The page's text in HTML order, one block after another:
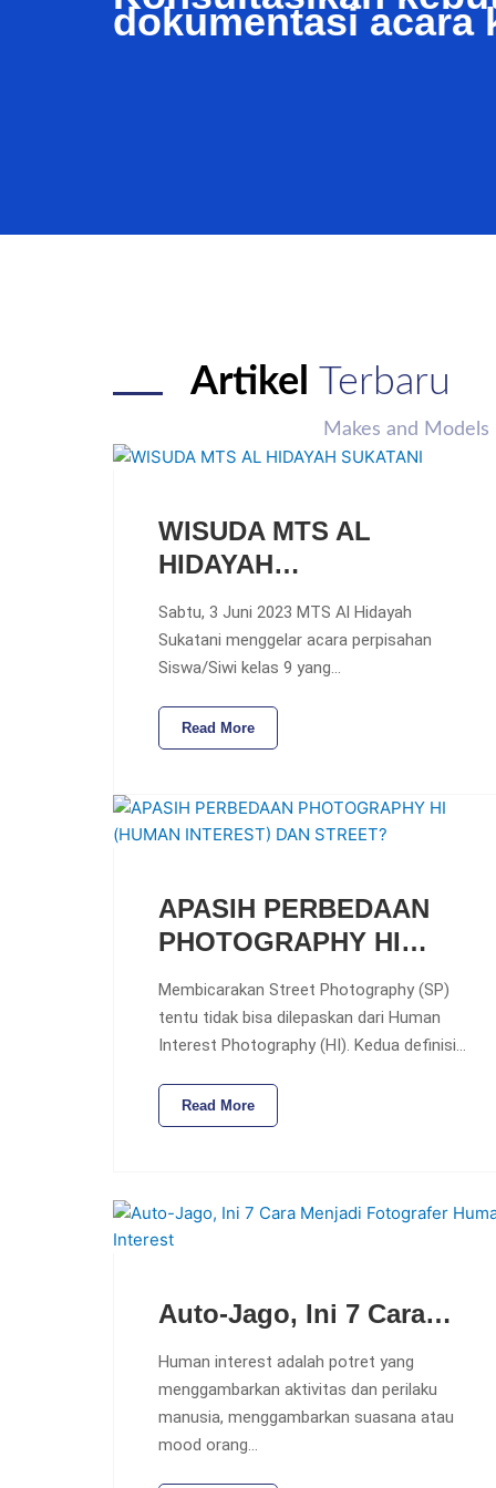
dokumentasi acara
Artikel Terbaru
Makes and Models
WISUDA MTS AL
HIDAYAH…
Sabtu, 3 Juni 2023 MTS Al Hidayah
Sukatani menggelar acara perpisahan
Siswa/Siwi kelas 9 yang…
Read More
APASIH PERBEDAAN
PHOTOGRAPHY HI…
Membicarakan Street Photography (SP)
tentu tidak bisa dilepaskan dari Human
Interest Photography (HI). Kedua definisi…
Read More
Auto-Jago, Ini 7 Cara…
Human interest adalah potret yang
menggambarkan aktivitas dan perilaku
manusia, menggambarkan suasana atau
mood orang…